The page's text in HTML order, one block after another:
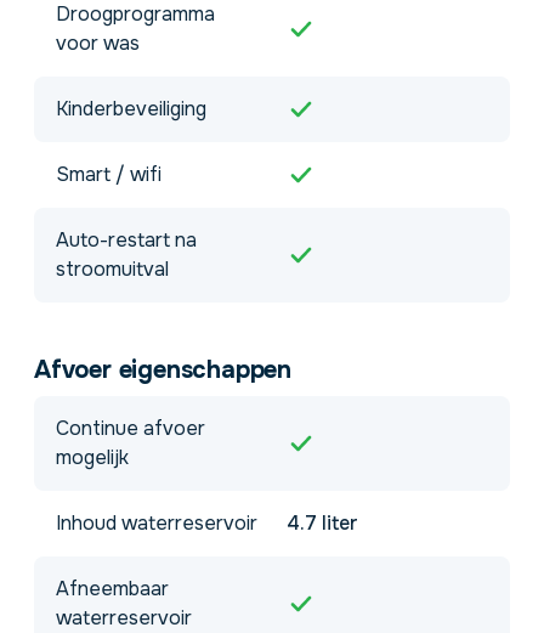
Droogprogramma
voor was
Kinderbeveiliging
Smart / wifi
Auto-restart na
stroomuitval
Afvoer eigenschappen
Continue afvoer
mogelijk
Inhoud waterreservoir 4.7 liter
Afneembaar
waterreservoir